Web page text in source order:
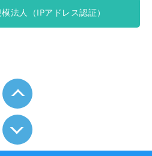
法人（IPアドレス認証）